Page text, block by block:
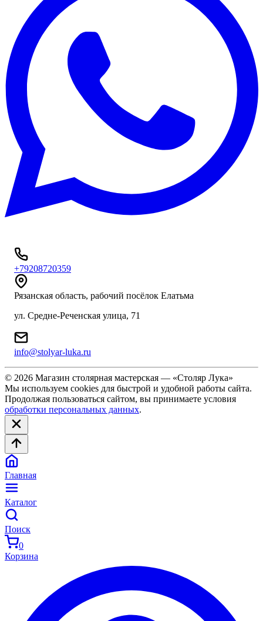
+79208720359
Рязанская область, рабочий посёлок Елатьма
ул. Средне-Реченская улица, 71
info@stolyar-luka.ru
© 2026 Магазин столярная мастерская — «Столяр Лука»
Мы используем cookies для быстрой и удобной работы сайта.
Продолжая пользоваться сайтом, вы принимаете условия
обработки персональных данных.
Главная
Каталог
Поиск
0
Корзина